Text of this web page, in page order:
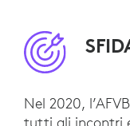
Nel 2020,
tutti gli incontri